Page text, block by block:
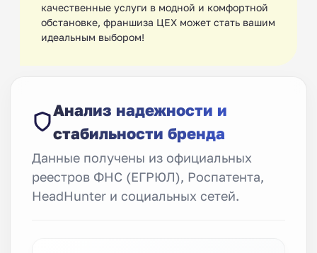
качественные услуги в модной и комфортной
обстановке, франшиза ЦЕХ может стать вашим
идеальным выбором!
Анализ надежности и
стабильности бренда
Данные получены из официальных
реестров ФНС (ЕГРЮЛ), Роспатента,
HeadHunter и социальных сетей.